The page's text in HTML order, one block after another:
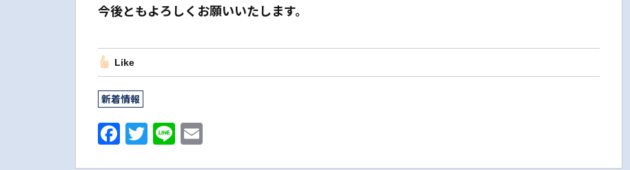
今後ともよろしくお願いいたします。
Like
新着情報
F T Li